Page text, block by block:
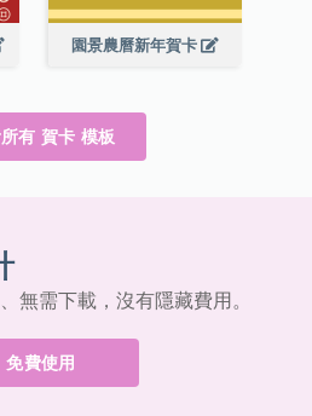
園景農曆新年賀卡
有 賀卡 模板
無需下載，沒有隱藏費用。
免費使用